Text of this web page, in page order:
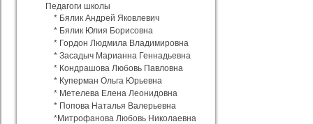
Педагоги школы
* Бялик Андрей Яковлевич
* Бялик Юлия Борисовна
* Гордон Людмила Владимировна
* Засадыч Марианна Геннадьевна
* Кондрашова Любовь Павловна
* Куперман Ольга Юрьевна
* Метелева Елена Леонидовна
* Попова Наталья Валерьевна
*Митрофанова Любовь Николаевна